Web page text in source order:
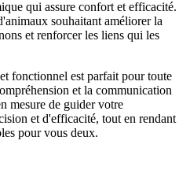
qui assure confort et efficacité.
souhaitant améliorer la
et renforcer les liens qui les
fonctionnel est parfait pour toute
et la communication
mesure de guider votre
et d'efficacité, tout en rendant
pour vous deux.